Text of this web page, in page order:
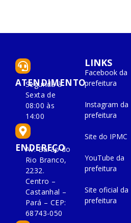
ATENDIMENTO
Segunda à
Sexta de
08:00 às
14:00
ENDEREÇO
Av. Barão do
Rio Branco,
2232.
Centro –
Castanhal –
Pará – CEP:
68743-050
LINKS
Facebook da
prefeitura
Instagram da
prefeitura
Site do IPMC
YouTube da
prefeitura
Site oficial da
prefeitura